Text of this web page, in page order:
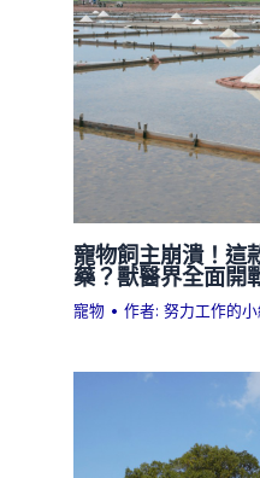
寵物飼主崩潰！這
藥？獸醫界全面開
寵物 • 作者:努力工作的小